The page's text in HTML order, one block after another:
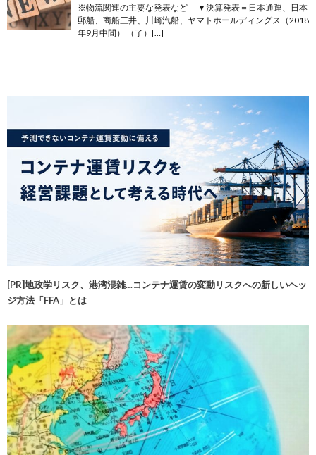
※物流関連の主要な発表など ▼決算発表＝日本通運、日本
郵船、商船三井、川崎汽船、ヤマトホールディングス（2018
年9月中間） （了）[…]
[PR]地政学リスク、港湾混雑…コンテナ運賃の変動リスクへの新しいヘッ
ジ方法「FFA」とは